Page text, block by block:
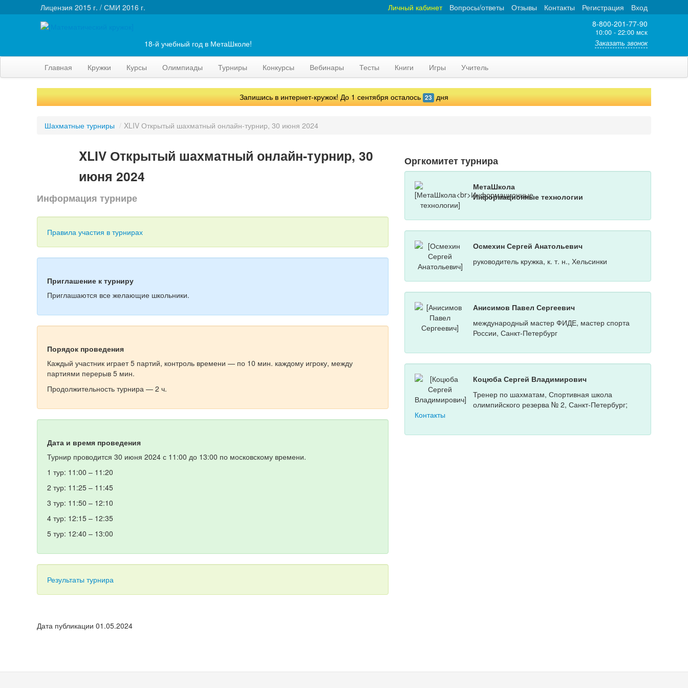
Лицензия 2015 г. / СМИ 2016 г. Вход
Регистрация
Контакты
Отзывы
Вопросы/ответы
Личный кабинет
8-800-201-77-90
10:00 - 22:00 мск
Заказать звонок
18-й учебный год в МетаШколе!
Главная Кружки Курсы Олимпиады Турниры Конкурсы Вебинары Тесты Книги Игры Учитель
Запишись в интернет-кружок! До 1 сентября осталось 23 дня
Шахматные турниры / XLIV Открытый шахматный онлайн-турнир, 30 июня 2024
XLIV Открытый шахматный онлайн-турнир, 30
июня 2024
Информация турнире
Правила участия в турнирах
Приглашение к турниру
Приглашаются все желающие школьники.
Порядок проведения
Каждый участник играет 5 партий, контроль времени — по 10 мин. каждому игроку, между
партиями перерыв 5 мин.
Продолжительность турнира — 2 ч.
Дата и время проведения
Турнир проводится 30 июня 2024 с 11:00 до 13:00 по московскому времени.
1 тур: 11:00 – 11:20
2 тур: 11:25 – 11:45
3 тур: 11:50 – 12:10
4 тур: 12:15 – 12:35
5 тур: 12:40 – 13:00
Результаты турнира
Оргкомитет турнира
МетаШкола
Информационные технологии
Осмехин Сергей Анатольевич
руководитель кружка, к. т. н., Хельсинки
Анисимов Павел Сергеевич
международный мастер ФИДЕ, мастер спорта
России, Санкт-Петербург
Коцюба Сергей Владимирович
Тренер по шахматам, Спортивная школа
олимпийского резерва № 2, Санкт-Петербург;
Контакты
Дата публикации 01.05.2024